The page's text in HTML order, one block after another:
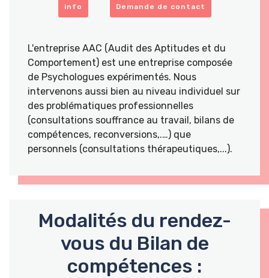
info Demande de contact
L'entreprise AAC (Audit des Aptitudes et du
Comportement) est une entreprise composée
de Psychologues expérimentés. Nous
intervenons aussi bien au niveau individuel sur
des problématiques professionnelles
(consultations souffrance au travail, bilans de
compétences, reconversions,.…) que
personnels (consultations thérapeutiques,...).
Modalités du rendez-
vous du Bilan de
compétences :